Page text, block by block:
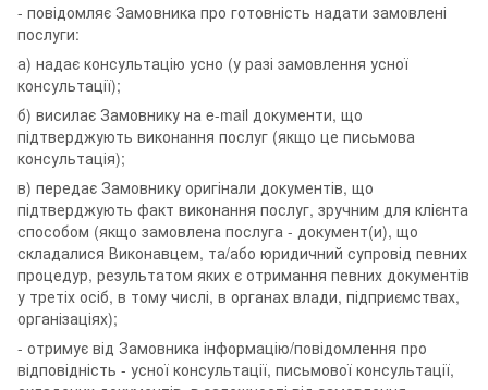
- повідомляє Замовника про готовність надати замовлені
послуги:
а) надає консультацію усно (у разі замовлення усної
консультації);
б) висилає Замовнику на e-mail документи, що
підтверджують виконання послуг (якщо це письмова
консультація);
в) передає Замовнику оригінали документів, що
підтверджують факт виконання послуг, зручним для клієнта
способом (якщо замовлена послуга - документ(и), що
складалися Виконавцем, та/або юридичний супровід певних
процедур, результатом яких є отримання певних документів
у третіх осіб, в тому числі, в органах влади, підприємствах,
організаціях);
- отримує від Замовника інформацію/повідомлення про
відповідність - усної консультації, письмової консультації,